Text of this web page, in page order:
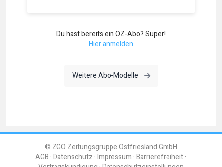
Du hast bereits ein OZ-Abo? Super!
Hier anmelden
Weitere Abo-Modelle
© ZGO Zeitungsgruppe Ostfriesland GmbH
AGB Datenschutz Impressum Barrierefreiheit